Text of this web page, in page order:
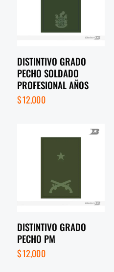
DISTINTIVO GRADO
PECHO SOLDADO
PROFESIONAL AÑOS
$12,000
DISTINTIVO GRADO
PECHO PM
$12,000